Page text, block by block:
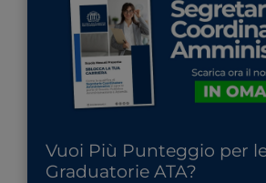
Vuoi Più Punteggio per
Graduatorie ATA?